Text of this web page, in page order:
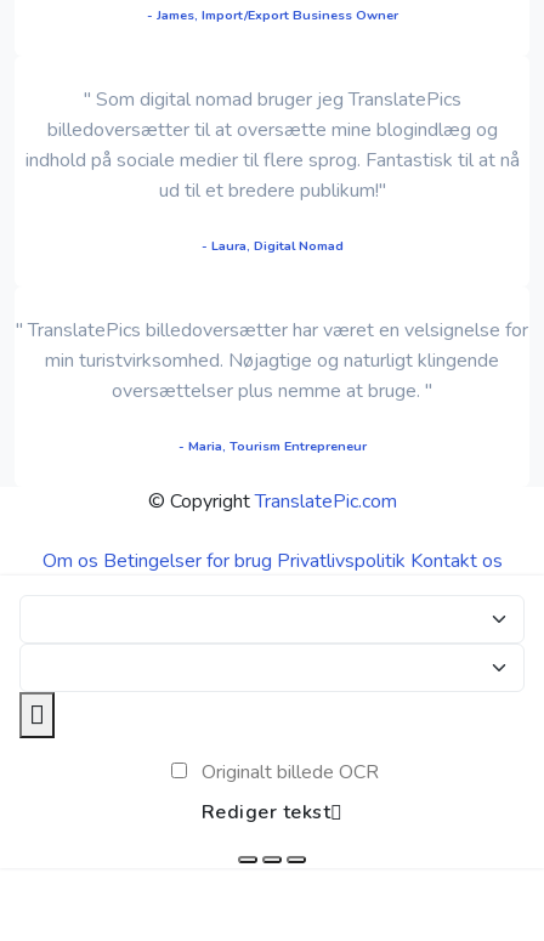
- James, Import/Export Business Owner
" Som digital nomad bruger jeg TranslatePics
billedoversætter til at oversætte mine blogindlæg og
indhold på sociale medier til flere sprog. Fantastisk til at nå
ud til et bredere publikum!"
- Laura, Digital Nomad
" TranslatePics billedoversætter har været en velsignelse for
min turistvirksomhed. Nøjagtige og naturligt klingende
oversættelser plus nemme at bruge. "
- Maria, Tourism Entrepreneur
© CopyrightTranslatePic.com
Om os Betingelser for brug Privatlivspolitik Kontakt os
Originalt billede OCR
Rediger tekst